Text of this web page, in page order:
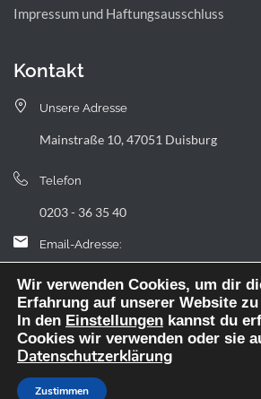
Impressum und Haftungsausschluss
Kontakt
Unsere Adresse
Mainstraße 10, 47051 Duisburg
Telefon
0203 - 36 35 40
Email-Adresse:
landfermann.gymnasium[at]stadt-
Wir verwenden Cookies, um dir
Erfahrung auf unserer Website
In den Einstellungen kannst du
Cookies wir verwenden oder sie
Datenschutzerklärung
Zustimmen